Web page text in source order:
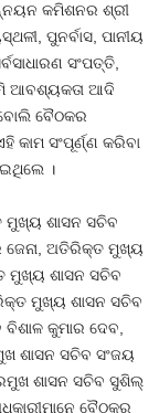
କମିଶନର ଶ୍ରୀ
ପୁନର୍ବାସ, ପାନୀୟ
ସଂପତ୍ତି,
ଆବଶ୍ୟକତା ଆଦି
ବୈଠକର
କାମ ସଂପୂର୍ଣ୍ଣ କରିବା
।
ମୁଖ୍ୟ ଶାସନ ସଚିବ
ଅତିରିକ୍ତ ମୁଖ୍ୟ
ମୁଖ୍ୟ ଶାସନ ସଚିବ
ମୁଖ୍ୟ ଶାସନ ସଚିବ
କୁମାର ଦେବ,
ଶାସନ ସଚିବ ସଂଜୟ
ଶାସନ ସଚିବ ସୁଶିଲ୍
ବୈଠକର